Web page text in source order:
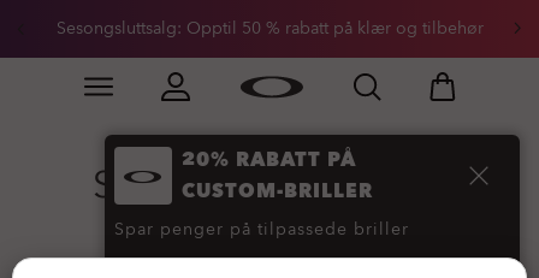
Skip to
Sesongsluttsalg: Opptil 50 % rabatt på klær og tilbehør
Slide 2 of 3. Sesongsluttsalg: Opptil 50 % rabatt på
20% RABATT PÅ
CUSTOM-BRILLER
Spar penger på tilpassede briller
Sutro-solbriller